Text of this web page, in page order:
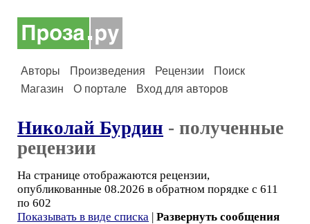
Авторы Произведения Рецензии
Поиск
Магазин
О портале Вход для авторов
Николай Бурдин - полученные
рецензии
На странице отображаются рецензии,
опубликованные 08.2026 в обратном порядке с 611
по 602
Показывать в виде списка | Развернуть сообщения